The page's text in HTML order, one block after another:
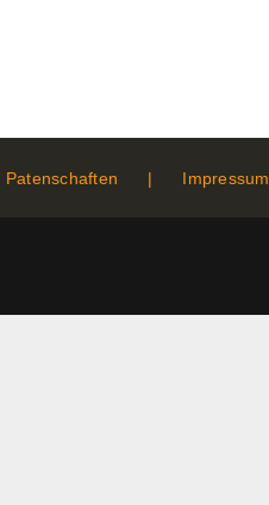
Patenschaften Impressum